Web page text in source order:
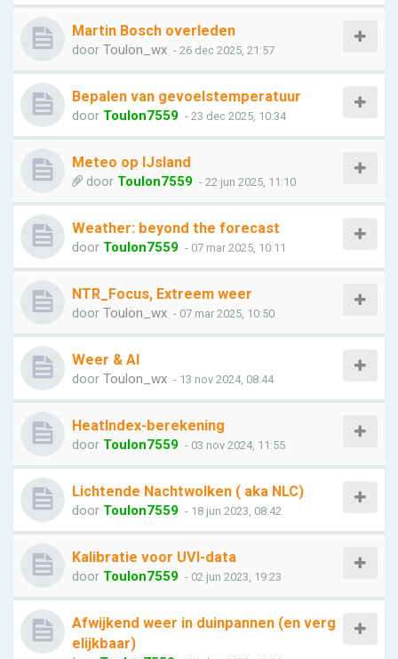
Martin Bosch overleden
door Toulon_wx - 26 dec 2025, 21:57
Bepalen van gevoelstemperatuur
door Toulon7559 - 23 dec 2025, 10:34
Meteo op IJsland
door Toulon7559 - 22 jun 2025, 11:10
Weather: beyond the forecast
door Toulon7559 - 07 mar 2025, 10:11
NTR_Focus, Extreem weer
door Toulon_wx - 07 mar 2025, 10:50
Weer & AI
door Toulon_wx - 13 nov 2024, 08:44
HeatIndex-berekening
door Toulon7559 - 03 nov 2024, 11:55
Lichtende Nachtwolken ( aka NLC)
door Toulon7559 - 18 jun 2023, 08:42
Kalibratie voor UVI-data
door Toulon7559 - 02 jun 2023, 19:23
Afwijkend weer in duinpannen (en verg
elijkbaar)